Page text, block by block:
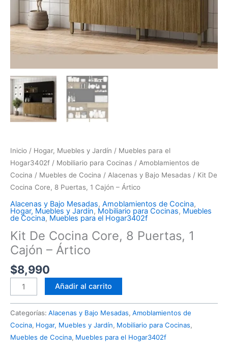
Inicio / Hogar, Muebles y Jardín / Muebles para el
Hogar3402f / Mobiliario para Cocinas / Amoblamientos de
Cocina / Muebles de Cocina / Alacenas y Bajo Mesadas / Kit De
Cocina Core, 8 Puertas, 1 Cajón – Ártico
Alacenas y Bajo Mesadas, Amoblamientos de Cocina,
Hogar, Muebles y Jardín, Mobiliario para Cocinas, Muebles
de Cocina, Muebles para el Hogar3402f
Kit De Cocina Core, 8 Puertas, 1
Cajón – Ártico
$8,990
Añadir al carrito
Categorías: Alacenas y Bajo Mesadas, Amoblamientos de
Cocina, Hogar, Muebles y Jardín, Mobiliario para Cocinas,
Muebles de Cocina, Muebles para el Hogar3402f